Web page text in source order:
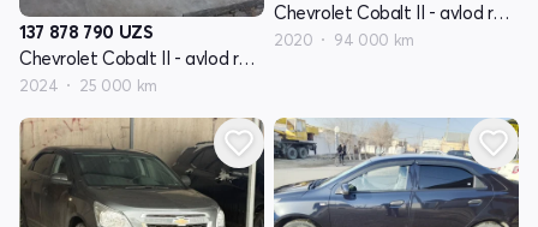
137 878 790 UZS
Chevrolet Cobalt II - avlod restyling
2024 25 000 km
Chevrolet Cobalt II - avlod restyling
2020 94 000 km